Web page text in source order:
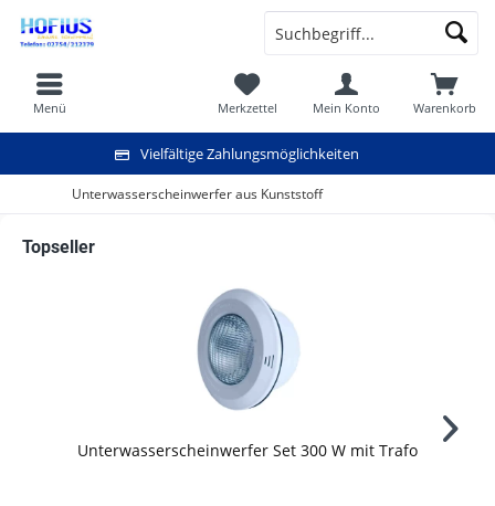
Vielfältige Zahlungsmöglichkeiten
Warenkorb
Merkzettel Mein Konto
Menü
Unterwasserscheinwerfer aus Kunststoff
Topseller
Unterwasserscheinwerfer Set 300 W mit Trafo